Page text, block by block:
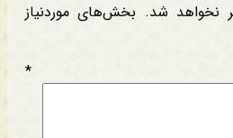
نخواهد شد. بخش‌های موردنیاز
*